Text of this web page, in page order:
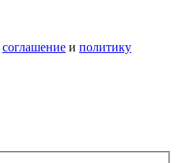
соглашение и политику